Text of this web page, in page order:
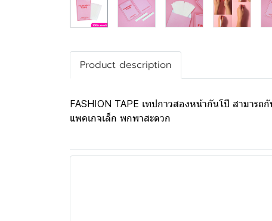
Product description
FASHION TAPE เทปกาวสองหน้ากันโป๊ สามารถ
แพคเกจเล็ก พกพาสะดวก